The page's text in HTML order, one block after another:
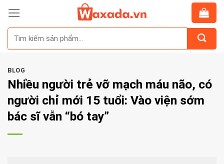
Skip
content
BLOG
Nhiều người trẻ vỡ mạch máu não, có
người chỉ mới 15 tuổi: Vào viện sớm
bác sĩ vẫn “bó tay”